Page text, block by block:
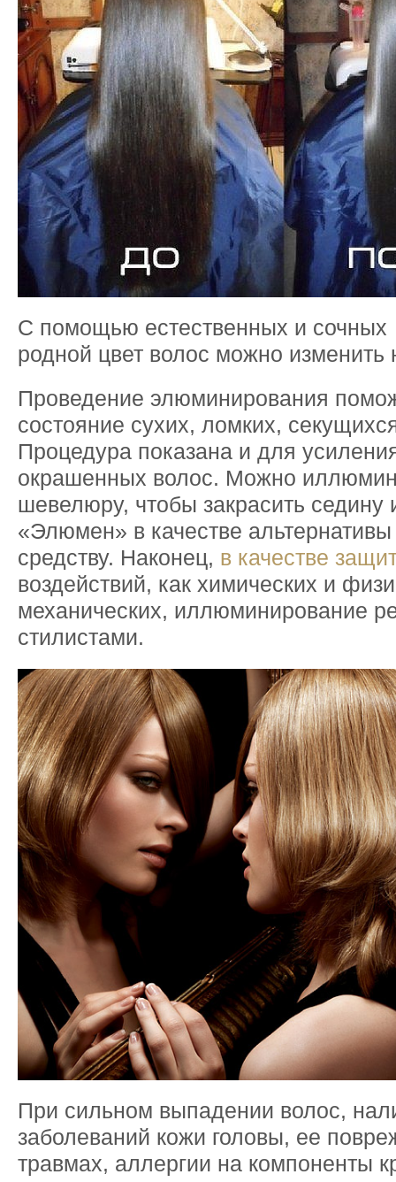
С помощью естественных и сочных
родной цвет волос можно изменить
Проведение элюминирования
состояние сухих, ломких,
Процедура показана и для
окрашенных волос. Можно
шевелюру, чтобы закрасить седину
«Элюмен» в качестве
средству. Наконец, в качестве
воздействий, как химических и
механических, иллюминирование
стилистами.
При сильном выпадении волос,
заболеваний кожи головы, ее
травмах, аллергии на компоненты